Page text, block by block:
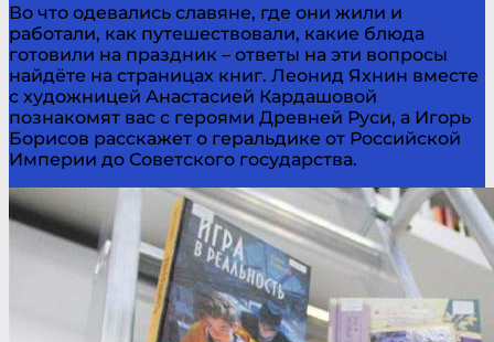
Во что одевались славяне, где они жили и
работали, как путешествовали, какие блюда
готовили на праздник – ответы на эти вопросы
найдёте на страницах книг. Леонид Яхнин вместе
с художницей Анастасией Кардашовой
познакомят вас с героями Древней Руси, а Игорь
Борисов расскажет о геральдике от Российской
Империи до Советского государства.